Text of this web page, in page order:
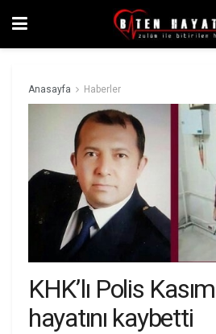
Anasayfa Haberler
KHK’lı Polis
hayatını kaybetti